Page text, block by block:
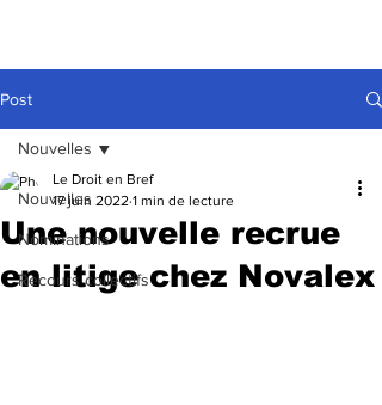
Post
Nouvelles
Nominations
Recours collectifs
Nouvelles
Une nouvelle recrue
en litige chez Novalex
Le Droit en Bref
17 juin 2022 1 min de lecture